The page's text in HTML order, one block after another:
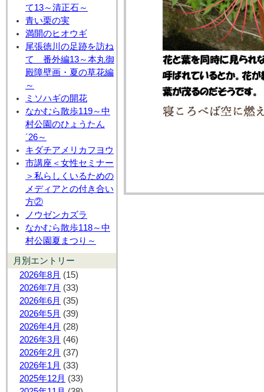
て13～清正石～
青い栗の実
満開のヒオウギ
尾張徳川の足跡を訪ね
て 番外編13～本丸御
殿障壁画・夏の草花編
～
ミソハギの開花
なかむら散歩119～中
村公園のひょうたん
´26～
キダチアメリカフヨウ
市講座＜女性セミナー
＞私らしくいるための
メディアとの付き合い
方②
ノウゼンカズラ
なかむら散歩118～中
村公園夏まつり～
月別エントリー
2026年8月 (15)
2026年7月 (33)
2026年6月 (35)
2026年5月 (39)
2026年4月 (28)
2026年3月 (46)
2026年2月 (37)
2026年1月 (33)
2025年12月 (33)